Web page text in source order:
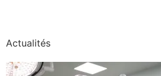
Actualités